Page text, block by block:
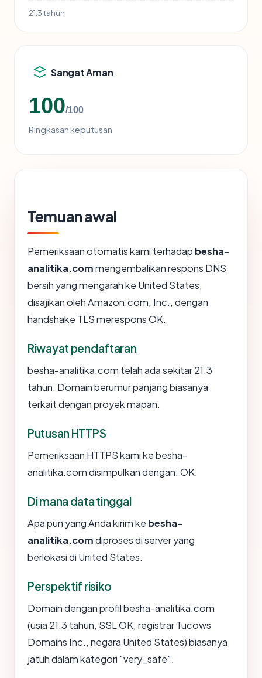
21.3 tahun
Sangat Aman
100/100
Ringkasan keputusan
Temuan awal
Pemeriksaan otomatis kami terhadap besha-
analitika.commengembalikan respons DNS
bersih yang mengarah ke United States,
disajikan oleh Amazon.com, Inc., dengan
handshake TLS merespons OK.
Riwayat pendaftaran
besha-analitika.com telah ada sekitar 21.3
tahun. Domain berumur panjang biasanya
terkait dengan proyek mapan.
Putusan HTTPS
Pemeriksaan HTTPS kami ke besha-
analitika.com disimpulkan dengan: OK.
Di mana data tinggal
Apa pun yang Anda kirim ke besha-
analitika.comdiproses di server yang
berlokasi di United States.
Perspektif risiko
Domain dengan profil besha-analitika.com
(usia 21.3 tahun, SSL OK, registrar Tucows
Domains Inc., negara United States) biasanya
jatuh dalam kategori "very_safe".